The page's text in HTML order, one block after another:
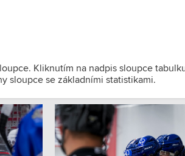
Kliknutím na nadpis sloupce
sloupce se základními statistikami.